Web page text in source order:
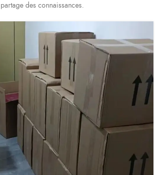
partage des connaissances.